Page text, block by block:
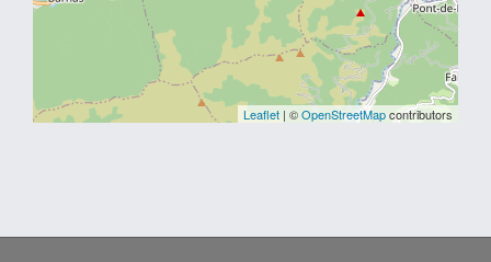
Leaflet | ©OpenStreetMapcontributors